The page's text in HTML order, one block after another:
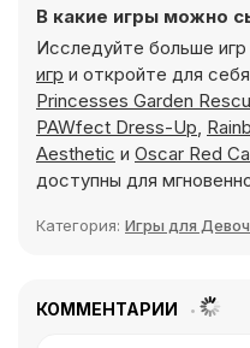
В какие игры можно
Исследуйте больше
игр и откройте для
Princesses Garden
PAWfect Dress-Up,
Aesthetic и Oscar Red
доступны для
Категория: Игры для
КОММЕНТАРИИ